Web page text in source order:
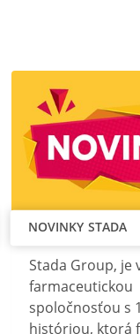
NOVINKY STADA
Stada Group, je
farmaceutickou
spoločnosťou s
históriou, ktorá